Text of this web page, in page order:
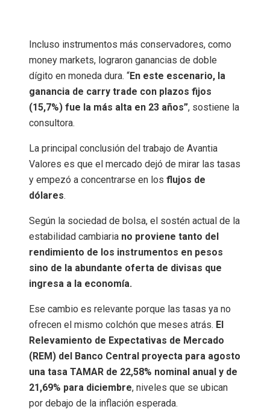
Incluso instrumentos más conservadores, como
money markets, lograron ganancias de doble
dígito en moneda dura. “En este escenario, la
ganancia de carry trade con plazos fijos
(15,7%) fue la más alta en 23 años”, sostiene la
consultora.
La principal conclusión del trabajo de Avantia
Valores es que el mercado dejó de mirar las tasas
y empezó a concentrarse en los flujos de
dólares.
Según la sociedad de bolsa, el sostén actual de la
estabilidad cambiaria no proviene tanto del
rendimiento de los instrumentos en pesos
sino de la abundante oferta de divisas que
ingresa a la economía.
Ese cambio es relevante porque las tasas ya no
ofrecen el mismo colchón que meses atrás. El
Relevamiento de Expectativas de Mercado
(REM) del Banco Central proyecta para agosto
una tasa TAMAR de 22,58% nominal anual y de
21,69% para diciembre, niveles que se ubican
por debajo de la inflación esperada.